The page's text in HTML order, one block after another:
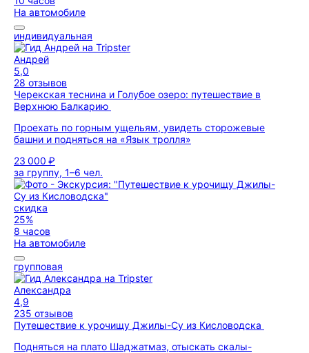
На автомобиле
индивидуальная
Андрей
5,0
28 отзывов
Черекская теснина и Голубое озеро: путешествие в
Верхнюю Балкарию
Проехать по горным ущельям, увидеть сторожевые
башни и подняться на «Язык тролля»
23 000 ₽
за группу, 1–6 чел.
скидка
25%
8 часов
На автомобиле
групповая
Александра
4,9
235 отзывов
Путешествие к урочищу Джилы-Су из Кисловодска
Подняться на плато Шаджатмаз, отыскать скалы-